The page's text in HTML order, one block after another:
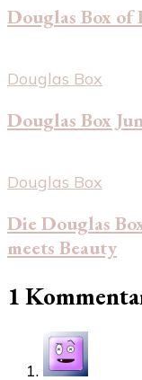
Douglas Box of
Douglas Box
Douglas Box
Douglas Box
Die Douglas
meets Beauty
1